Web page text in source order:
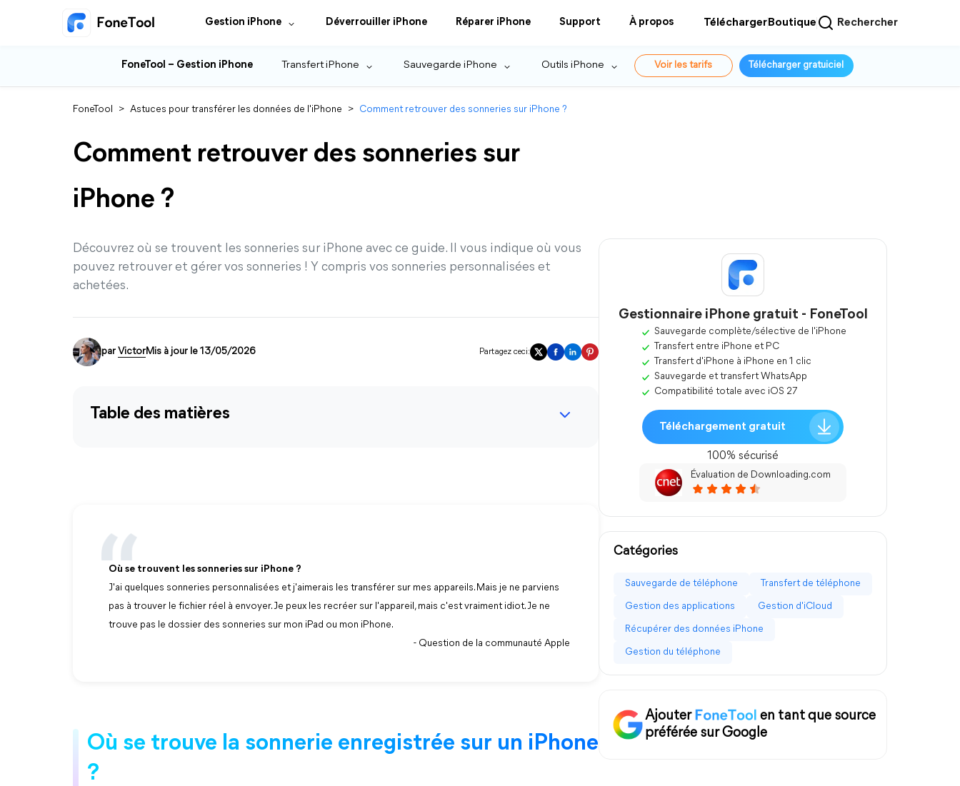
Gestion iPhone Déverrouiller iPhone Réparer iPhone Support À propos Télécharger Boutique Rechercher
FoneTool – Gestion iPhone Transfert iPhone Sauvegarde iPhone Outils iPhone Voir les tarifs Télécharger gratuiciel
FoneTool > Astuces pour transférer les données de l'iPhone > Comment retrouver des sonneries sur iPhone ?
Comment retrouver des sonneries sur
iPhone ?
Découvrez où se trouvent les sonneries sur iPhone avec ce guide. Il vous indique où vous
pouvez retrouver et gérer vos sonneries ! Y compris vos sonneries personnalisées et
achetées.
par VictorMis à jour le 13/05/2026 Partagez ceci:
Table des matières
Où se trouvent les sonneries sur iPhone ?
J'ai quelques sonneries personnalisées et j'aimerais les transférer sur mes appareils. Mais je ne parviens
pas à trouver le fichier réel à envoyer. Je peux les recréer sur l'appareil, mais c'est vraiment idiot. Je ne
trouve pas le dossier des sonneries sur mon iPad ou mon iPhone.
- Question de la communauté Apple
Où se trouve la sonnerie enregistrée sur un iPhone
?
Gestionnaire iPhone gratuit - FoneTool
Sauvegarde complète/sélective de l'iPhone
Transfert entre iPhone et PC
Transfert d'iPhone à iPhone en 1 clic
Sauvegarde et transfert WhatsApp
Compatibilité totale avec iOS 27
Téléchargement gratuit
100% sécurisé
Évaluation de Downloading.com
Catégories
Sauvegarde de téléphone Transfert de téléphone
Gestion des applications Gestion d'iCloud
Récupérer des données iPhone
Gestion du téléphone
Ajouter
en tant que source
préférée sur Google